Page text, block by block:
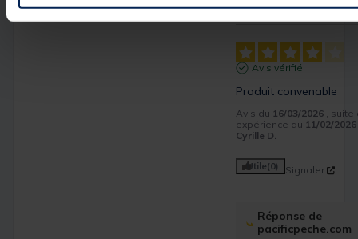
Avis vérifié
Produit convenable
Avis du 16/03/2026 , suite
expérience du 11/02/2026
Cyrille D.
Utile(0) Signaler
Réponse de
pacificpeche.com